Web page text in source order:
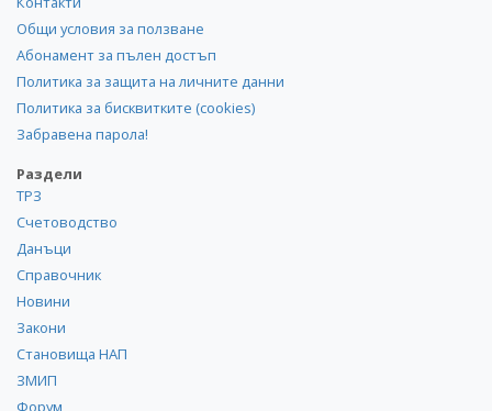
Общи условия за ползване
Абонамент за пълен достъп
Политика за защита на личните данни
Политика за бисквитките (cookies)
Забравена парола!
Раздели
ТРЗ
Счетоводство
Данъци
Справочник
Новини
Закони
Становища НАП
ЗМИП
Форум